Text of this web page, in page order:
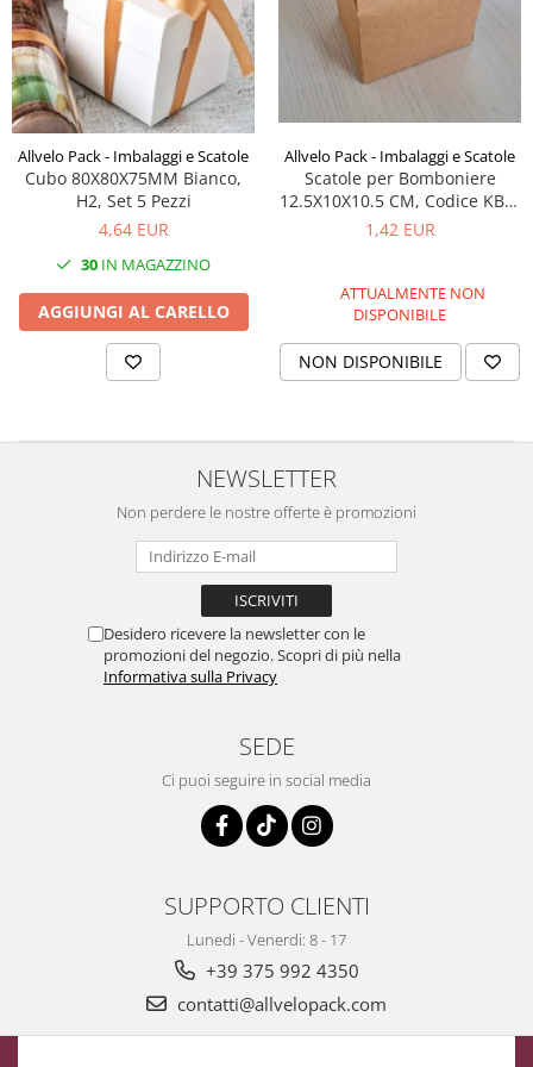
Scatole con Manico
Scatole Cubo per Bomboniere
Scatole Fondo + Coperchio
Scatole per Caramelle e Dolci
Scatole per Cioccolato in Tavoletta
Scatole per Confezioni Regalo
Scatole per Macarons e Praline
Scatole con Cassetto e Inserto per 4
Scatole con Cassetto per Praline
Scatole Medie e Grandi per 10–40
Scatole Piccole con Nastro e
Cassetto per Macarons
Scatole Piccole per 2–10 Macarons
Scatole per Muffin
Scatole per Panettone e Rotoli
Scatole Senza Finestra per Mini
Vassoi per Pasticcini e Torte
Allvelo Pack - Imbalaggi e Scatole
Cubo 80X80X75MM Bianco,
H2, Set 5 Pezzi
4,64 EUR
30 IN MAGAZZINO
AGGIUNGI AL CARELLO
Allvelo Pack - Imbalaggi e Scatole
Scatole per Bomboniere
12.5X10X10.5 CM, Codice KB3-
Naturale, Set
1,42 EUR
ATTUALMENTE NON
DISPONIBILE
NON DISPONIBILE
NEWSLETTER
Non perdere le nostre offerte è promozioni
Desidero ricevere la newsletter con le
promozioni del negozio. Scopri di più nella
Informativa sulla Privacy
SEDE
Ci puoi seguire in social media
SUPPORTO CLIENTI
Lunedi - Venerdi: 8 - 17
+39 375 992 4350
contatti@allvelopack.com